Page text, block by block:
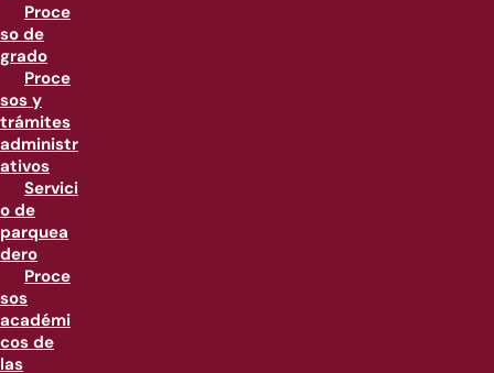
Proce
so de
grado
Proce
sos y
trámites
administr
ativos
Servici
o de
parquea
dero
Proce
sos
académi
cos de
las